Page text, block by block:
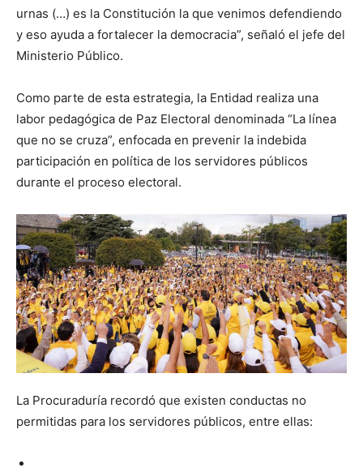
urnas (…) es la Constitución la que venimos defendiendo
y eso ayuda a fortalecer la democracia”, señaló el jefe del
Ministerio Público.
Como parte de esta estrategia, la Entidad realiza una
labor pedagógica de Paz Electoral denominada “La línea
que no se cruza”, enfocada en prevenir la indebida
participación en política de los servidores públicos
durante el proceso electoral.
La Procuraduría recordó que existen conductas no
permitidas para los servidores públicos, entre ellas: